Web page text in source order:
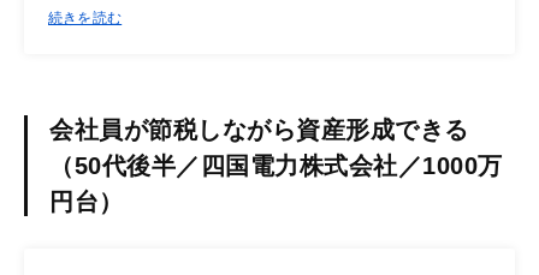
ありませんでした。担当者の方も非常に相談等しやすく
続きを読む
会社員が節税しながら資産形成できる
（50代後半／四国電力株式会社／1000万
円台）